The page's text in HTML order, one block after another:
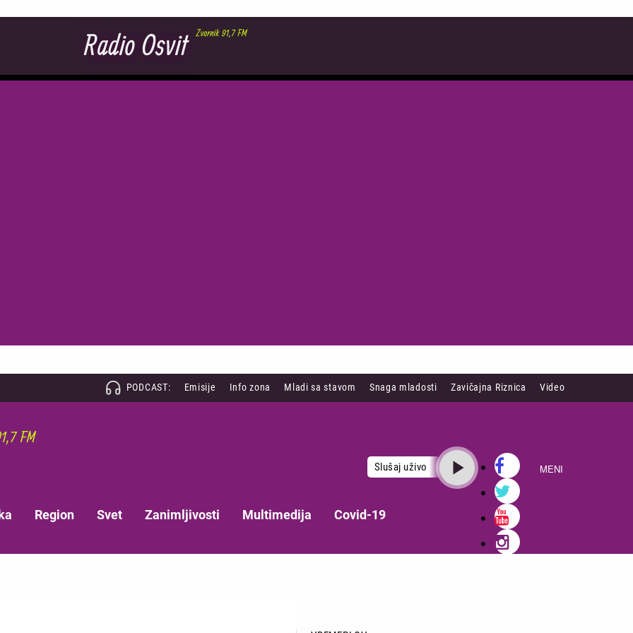
PODCAST: Emisije Info zona Mladi sa stavom Snaga mladosti Zavičajna Riznica Video
MENI
Slušaj uživo
Region Svet Zanimljivosti Multimedija Covid-19